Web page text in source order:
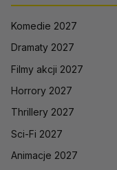
Komedie 2027
Dramaty 2027
Filmy akcji 2027
Horrory 2027
Thrillery 2027
Sci-Fi 2027
Animacje 2027